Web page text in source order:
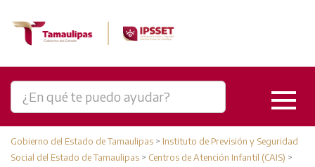
Gobierno del Estado de Tamaulipas > Instituto de Previsión y Seguridad
Social del Estado de Tamaulipas > Centros de Atención Infantil (CAIS) >